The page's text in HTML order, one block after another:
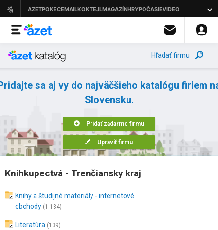
Hľadať firmu
sa aj vy do najväčšieho katalógu firiem
Slovensku.
Pridať zadarmo firmu
Upraviť firmu
Kníhkupectvá - Trenčiansky kraj
Knihy a študijné materiály - internetové
obchody (1 134)
Literatúra (139)